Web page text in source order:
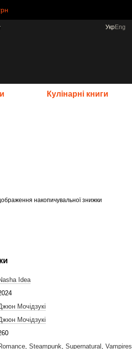
УкрEng
Кулінарні книги
накопичувальної знижки
Idea
Мочідзукі
Мочідзукі
, Steampunk, Supernatural , Vampires